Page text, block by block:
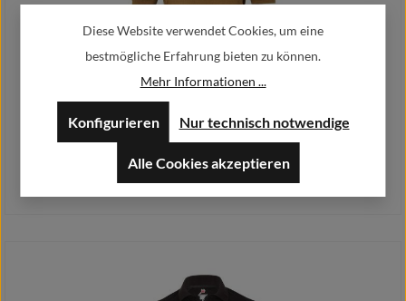
Tactical Polo Europäischen Militär- Fallschirmsprungverband EMFV
Preise inkl. MwSt. zzgl. Versandkosten
Diese Website verwendet Cookies, um eine
bestmögliche Erfahrung bieten zu können.
Mehr Informationen ...
Nur technisch notwendige
Konfigurieren
Alle Cookies akzeptieren